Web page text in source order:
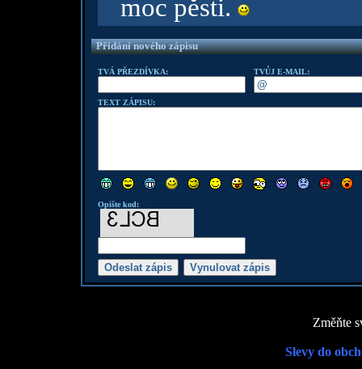
moc pěsti.
Přidání nového zápisu
TVÁ PŘEZDÍVKA: TVŮJ E-MAIL:
TEXT ZÁPISU:
Opište kod:
Změňte
Slevy do